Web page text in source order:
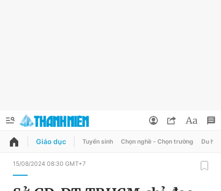
QUẢNG CÁO ĐẶT BÁO
Giáo dục Tuyển sinh Chọn nghề - Chọn trường Du học
15/08/2024 08:30 GMT+7